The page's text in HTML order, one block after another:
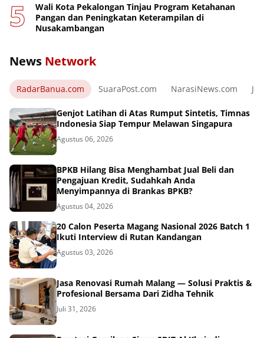
Wali Kota Pekalongan Tinjau Program Ketahanan
Pangan dan Peningkatan Keterampilan di
Nusakambangan
News Network
RadarBanua.com SuaraPost.com NarasiNews.com
Genjot Latihan di Atas Rumput Sintetis, Timnas
Indonesia Siap Tempur Melawan Singapura
Agustus 06, 2026
BPKB Hilang Bisa Menghambat Jual Beli dan
Pengajuan Kredit, Sudahkah Anda
Menyimpannya di Brankas BPKB?
Agustus 04, 2026
20 Calon Peserta Magang Nasional 2026 Batch 1
Ikuti Interview di Rutan Kandangan
Agustus 03, 2026
Jasa Renovasi Rumah Malang — Solusi Praktis &
Profesional Bersama Dari Zidha Tehnik
Juli 31, 2026